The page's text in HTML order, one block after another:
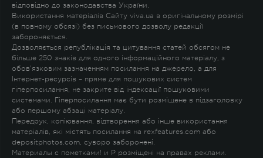
відповідно до законодавства України.
Використання матеріалів Сайту viva.ua в оригінальному розмірі
(в повному обсязі) без письмового дозволу редакції
забороняється.
Дозволяється републікація та цитування статей обсягом не
більше 250 знаків для одного інформаційного матеріалу, з
обов'язковим зазначенням посилання на джерело, а для
Інтернет-ресурсів – пряме для пошукових систем
гіперпосилання, не закрите від індексації пошуковими
системами. Гіперпосилання має бути розміщене в підзаголовку
або першому абзаці матеріалу.
Передрук, копіювання, відтворення або інше використання
матеріалів, які містять посилання на rexfeatures.com або
depositphotos.com, суворо заборонені.
Материалы с пометками! и P розміщені на правах реклами.